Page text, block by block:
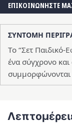
ΕΠΙΚΟΙΝΩΝΗΣΤΕ
ΣΥΝΤΟΜΗ
Το “Σετ
ένα σύγχρονο